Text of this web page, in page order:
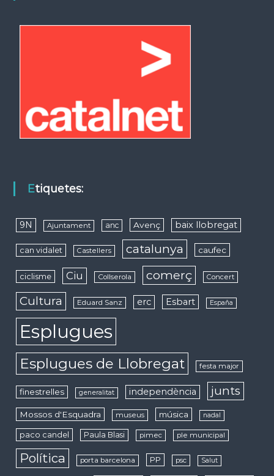
Etiquetes:
9N Ajuntament anc Avenç baix llobregat
can vidalet Castellers catalunya caufec
ciclisme Ciu Collserola comerç Concert
Cultura Eduard Sanz erc Esbart España
Esplugues
Esplugues de Llobregat festa major
finestrelles generalitat independència junts
Mossos d'Esquadra museus música nadal
paco candel Paula Blasi pimec ple municipal
Política porta barcelona PP psc Salut